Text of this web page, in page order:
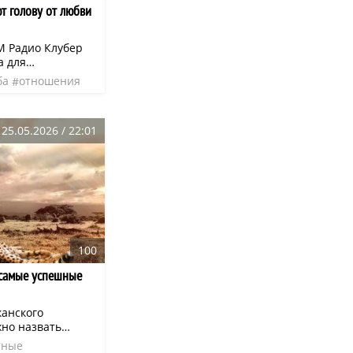
голову от любви
Радио Клубер
для
дел.
отношения
25.05.2026 / 22:01
100
успешные
назвать
место